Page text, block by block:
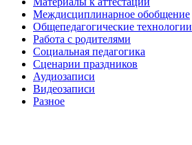
Междисциплинарное обобщение
Общепедагогические технологии
Работа с родителями
Социальная педагогика
Сценарии праздников
Аудиозаписи
Видеозаписи
Разное